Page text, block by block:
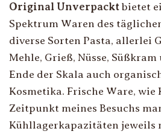
Original Unverpackt bietet
Spektrum Waren des
diverse Sorten Pasta, allerlei
Mehle, Grieß, Nüsse,
Ende der Skala auch
Kosmetika. Frische Ware, wie
Zeitpunkt meines Besuchs
Kühllagerkapazitäten jeweils